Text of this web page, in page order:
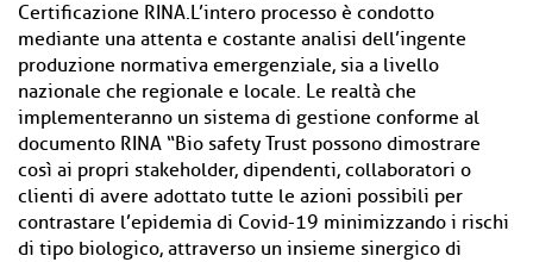
Certificazione RINA.L’intero processo è condotto
mediante una attenta e costante analisi dell’ingente
produzione normativa emergenziale, sia a livello
nazionale che regionale e locale. Le realtà che
implementeranno un sistema di gestione conforme al
documento RINA “Bio safety Trust possono dimostrare
così ai propri stakeholder, dipendenti, collaboratori o
clienti di avere adottato tutte le azioni possibili per
contrastare l’epidemia di Covid-19 minimizzando i rischi
di tipo biologico, attraverso un insieme sinergico di